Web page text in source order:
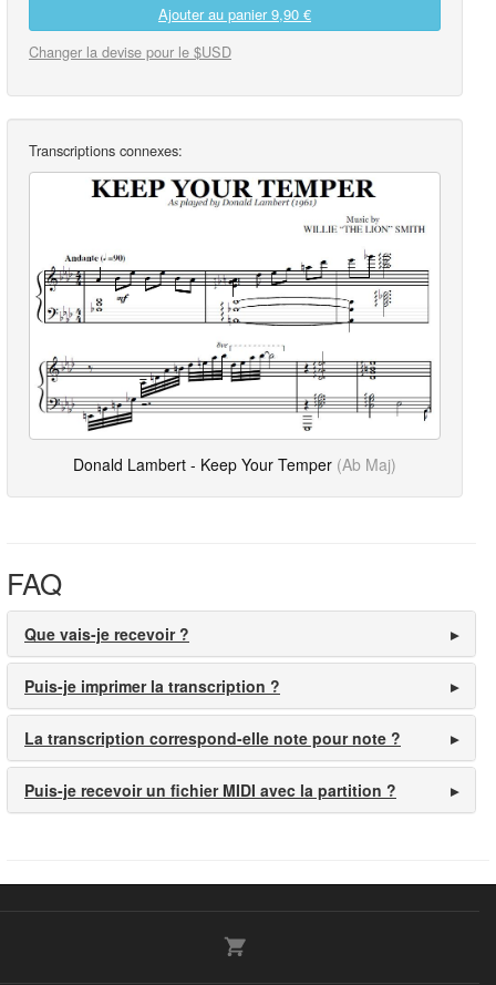
Ajouter au panier9,90 €
Changer la devise pour le $USD
Transcriptions connexes:
Donald Lambert - Keep Your Temper (Ab Maj)
FAQ
Que vais-je recevoir ?
Puis-je imprimer la transcription ?
La transcription correspond-elle note pour note ?
Puis-je recevoir un fichier MIDI avec la partition ?